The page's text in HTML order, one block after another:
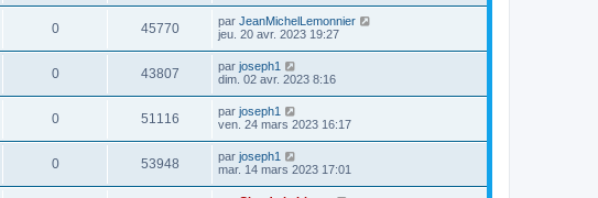
0 45770 par JeanMichelLemonnier
jeu. 20 avr. 2023 19:27
0 43807 par joseph1
dim. 02 avr. 2023 8:16
0 51116 par joseph1
ven. 24 mars 2023 16:17
0 53948 par joseph1
mar. 14 mars 2023 17:01